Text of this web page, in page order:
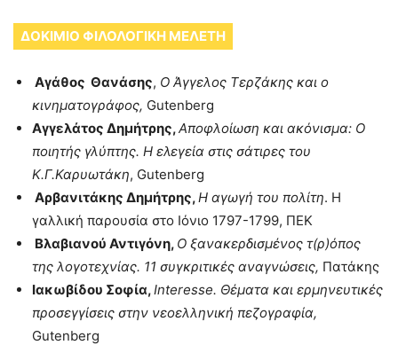
ΔΟΚΙΜΙΟ ΦΙΛΟΛΟΓΙΚΗ ΜΕΛΕΤΗ
Αγάθος Θανάσης, Ο Άγγελος Τερζάκης και ο
κινηματογράφος, Gutenberg
Αγγελάτος Δημήτρης,Αποφλοίωση και ακόνισμα: Ο
ποιητής γλύπτης. Η ελεγεία στις σάτιρες του
Κ.Γ.Καρυωτάκη, Gutenberg
Αρβανιτάκης Δημήτρης,Η αγωγή του πολίτη. Η
γαλλική παρουσία στο Ιόνιο 1797-1799, ΠΕΚ
Βλαβιανού Αντιγόνη, Ο ξανακερδισμένος τ(ρ)όπος
της λογοτεχνίας. 11 συγκριτικές αναγνώσεις, Πατάκης
Ιακωβίδου Σοφία,Interesse. Θέματα και ερμηνευτικές
προσεγγίσεις στην νεοελληνική πεζογραφία,
Gutenberg